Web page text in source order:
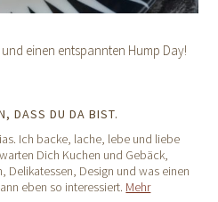
einen entspannten Hump Day!
DASS DU DA BIST.
Ich backe, lache, lebe und liebe
Dich Kuchen und Gebäck,
Delikatessen, Design und was einen
eben so interessiert. Mehr